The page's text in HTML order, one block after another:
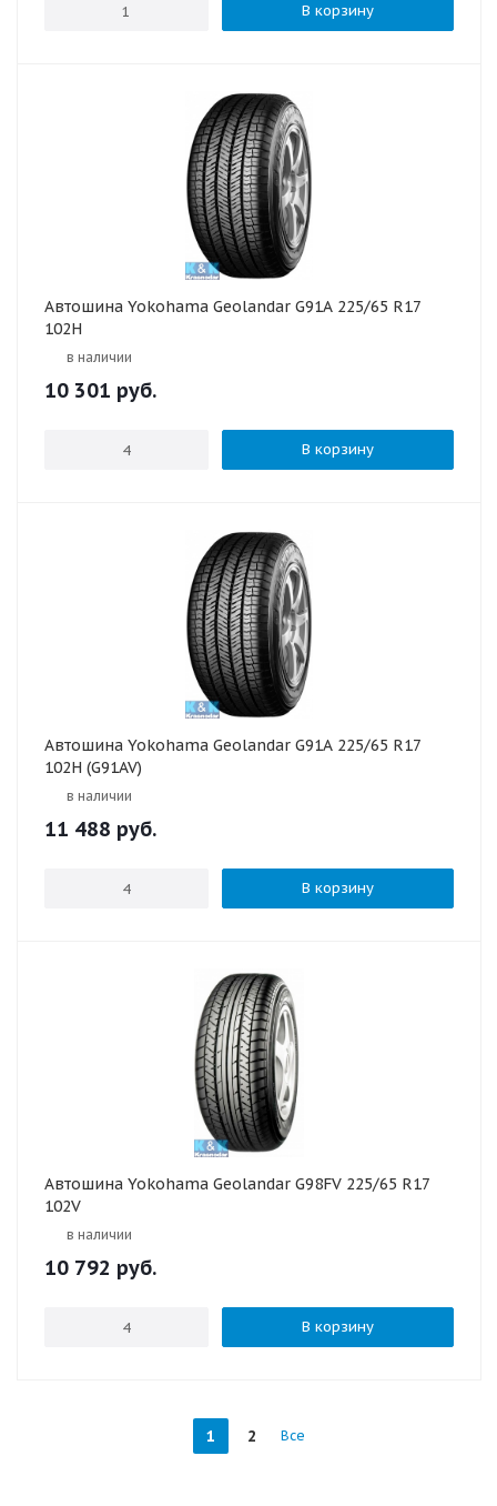
В корзину
Автошина Yokohama Geolandar G91A 225/65 R17
102H
в наличии
10 301 руб.
В корзину
Автошина Yokohama Geolandar G91A 225/65 R17
102H (G91AV)
в наличии
11 488 руб.
В корзину
Автошина Yokohama Geolandar G98FV 225/65 R17
102V
в наличии
10 792 руб.
В корзину
1 2 Все